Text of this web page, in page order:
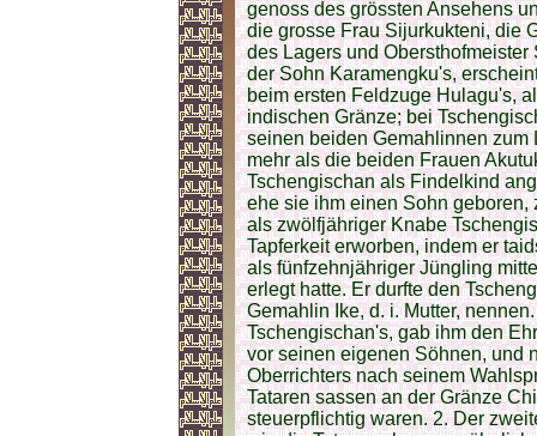
genoss des grössten Ansehens
die grosse Frau Sijurkukteni, die
des Lagers und
der Sohn Karamengku's,
beim ersten Feldzuge Hulagu's,
indischen Gränze; bei
seinen beiden Gemahlinnen zum
mehr als die beiden Frauen
Tschengischan als Findelkind
ehe sie ihm einen Sohn
als zwölfjähriger Knabe
Tapferkeit erworben, indem er
als fünfzehnjähriger Jüngling
erlegt hatte. Er durfte den
Gemahlin Ike, d. i. Mutter,
Tschengischan's, gab ihm den
vor seinen eigenen Söhnen, und
Oberrichters nach seinem
Tataren sassen an der Gränze
steuerpflichtig waren. 2. Der